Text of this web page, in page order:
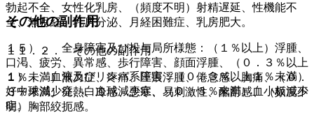
勃起不全、女性化乳房、（頻度不明）射精遅延、性機能不
全、無月経、乳房分泌、月経困難症、乳房肥大。
１５）． 全身障害及び投与局所様態：（１％以上）浮腫、
口渇、疲労、異常感、歩行障害、顔面浮腫、（０．３％以上
１％未満）無力症、疼痛、圧痕浮腫、倦怠感、胸痛、（０．
３％未満）発熱、冷感、悪寒、易刺激性、酩酊感、（頻度不
明）胸部絞扼感。
その他の副作用
１１．２． その他の副作用
１）． 血液及びリンパ系障害：（０．３％以上１％未満）
好中球減少症、白血球減少症、（０．３％未満）血小板減少
症。